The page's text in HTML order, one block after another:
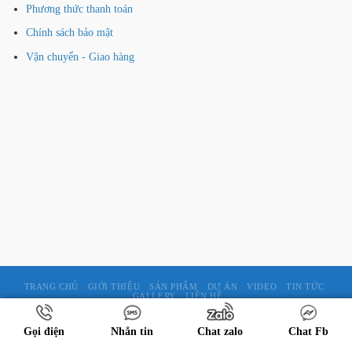
Phương thức thanh toán
Chính sách bảo mật
Vận chuyển - Giao hàng
TRANG CHỦ GIỚI THIỆU SẢN PHẨM DỰ ÁN VIDEO
TIN TỨC
GALLERY
LIÊN HỆ
Copyright © by maichetudong.com
Gọi điện Nhắn tin Chat zalo Chat Fb